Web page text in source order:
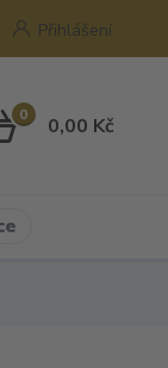
Přihlášení
0 0,00 Kč